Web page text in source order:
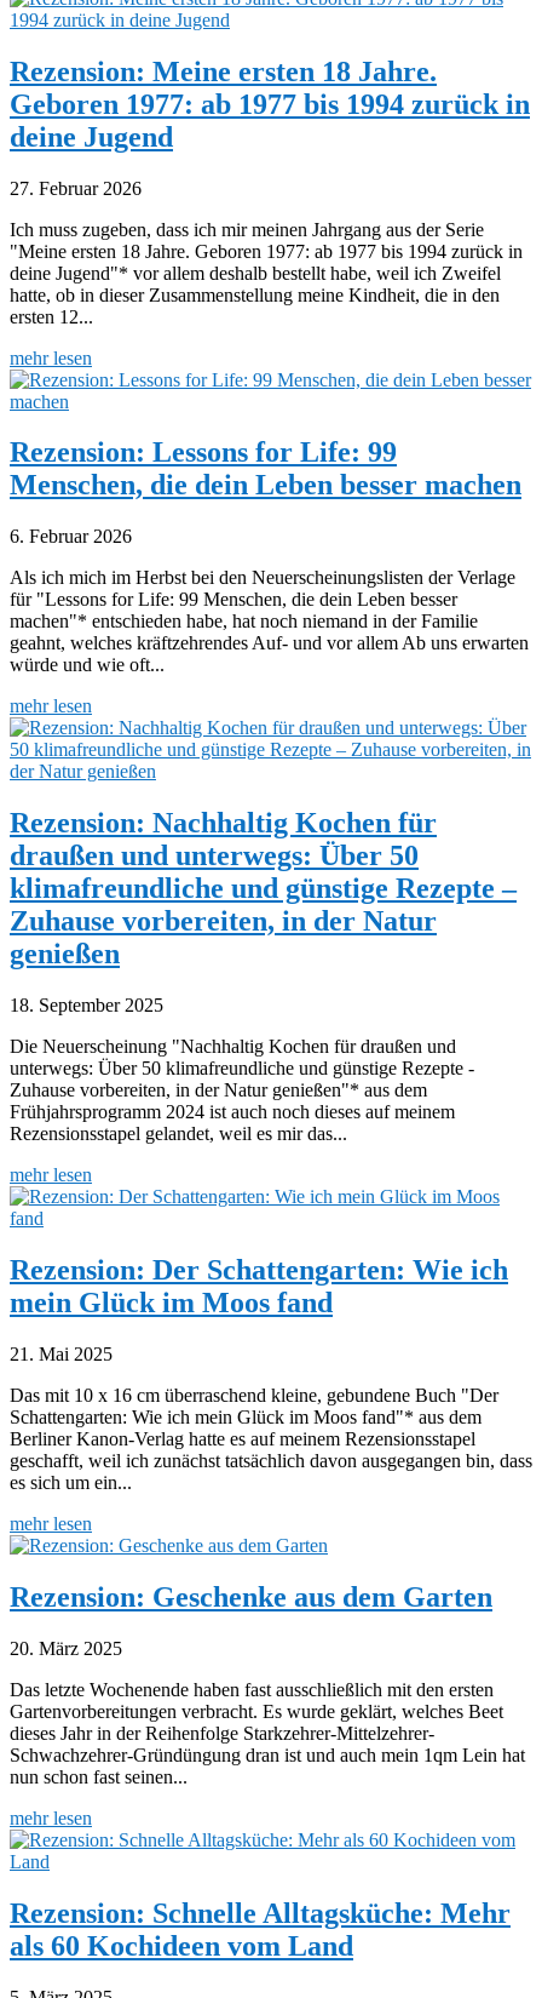
Rezension: Meine ersten 18 Jahre.
Geboren 1977: ab 1977 bis 1994 zurück in
deine Jugend
27. Februar 2026
Ich muss zugeben, dass ich mir meinen Jahrgang aus der Serie
"Meine ersten 18 Jahre. Geboren 1977: ab 1977 bis 1994 zurück in
deine Jugend"* vor allem deshalb bestellt habe, weil ich Zweifel
hatte, ob in dieser Zusammenstellung meine Kindheit, die in den
ersten 12...
mehr lesen
Rezension: Lessons for Life: 99
Menschen, die dein Leben besser machen
6. Februar 2026
Als ich mich im Herbst bei den Neuerscheinungslisten der Verlage
für "Lessons for Life: 99 Menschen, die dein Leben besser
machen"* entschieden habe, hat noch niemand in der Familie
geahnt, welches kräftzehrendes Auf- und vor allem Ab uns erwarten
würde und wie oft...
mehr lesen
Rezension: Nachhaltig Kochen für
draußen und unterwegs: Über 50
klimafreundliche und günstige Rezepte –
Zuhause vorbereiten, in der Natur
genießen
18. September 2025
Die Neuerscheinung "Nachhaltig Kochen für draußen und
unterwegs: Über 50 klimafreundliche und günstige Rezepte -
Zuhause vorbereiten, in der Natur genießen"* aus dem
Frühjahrsprogramm 2024 ist auch noch dieses auf meinem
Rezensionsstapel gelandet, weil es mir das...
mehr lesen
Rezension: Der Schattengarten: Wie ich
mein Glück im Moos fand
21. Mai 2025
Das mit 10 x 16 cm überraschend kleine, gebundene Buch "Der
Schattengarten: Wie ich mein Glück im Moos fand"* aus dem
Berliner Kanon-Verlag hatte es auf meinem Rezensionsstapel
geschafft, weil ich zunächst tatsächlich davon ausgegangen bin, dass
es sich um ein...
mehr lesen
Rezension: Geschenke aus dem Garten
20. März 2025
Das letzte Wochenende haben fast ausschließlich mit den ersten
Gartenvorbereitungen verbracht. Es wurde geklärt, welches Beet
dieses Jahr in der Reihenfolge Starkzehrer-Mittelzehrer-
Schwachzehrer-Gründüngung dran ist und auch mein 1qm Lein hat
nun schon fast seinen...
mehr lesen
Rezension: Schnelle Alltagsküche: Mehr
als 60 Kochideen vom Land